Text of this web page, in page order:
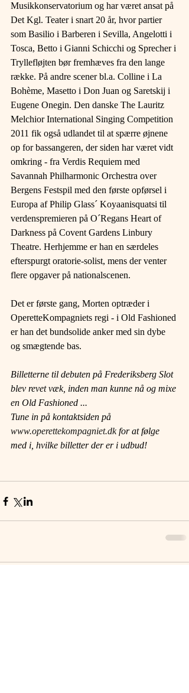
Musikkonservatorium og har været ansat på
Det Kgl. Teater i snart 20 år, hvor partier
som Basilio i Barberen i Sevilla, Angelotti i
Tosca, Betto i Gianni Schicchi og Sprecher i
Tryllefløjten bør fremhæves fra den lange
række. På andre scener bl.a. Colline i La
Bohème, Masetto i Don Juan og Saretskij i
Eugene Onegin. Den danske The Lauritz
Melchior International Singing Competition
2011 fik også udlandet til at spærre øjnene
op for bassangeren, der siden har været vidt
omkring - fra Verdis Requiem med
Savannah Philharmonic Orchestra over
Bergens Festspil med den første opførsel i
Europa af Philip Glass´ Koyaanisquatsi til
verdenspremieren på O´Regans Heart of
Darkness på Covent Gardens Linbury
Theatre. Herhjemme er han en særdeles
efterspurgt oratorie-solist, mens der venter
flere opgaver på nationalscenen.
Det er første gang, Morten optræder i
OperetteKompagniets regi - i Old Fashioned
er han det bundsolide anker med sin dybe
og smægtende bas.
Billetterne til debuten på Frederiksberg Slot
blev revet væk, inden man kunne nå og mixe
en Old Fashioned ...
Tune in på kontaktsiden på
www.operettekompagniet.dk for at følge
med i, hvilke billetter der er i udbud!